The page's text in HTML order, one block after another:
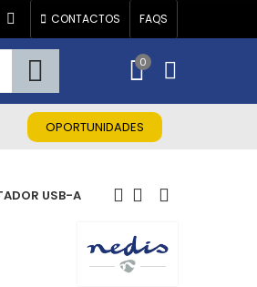
CONTACTOS FAQS
0
OPORTUNIDADES
USB-A